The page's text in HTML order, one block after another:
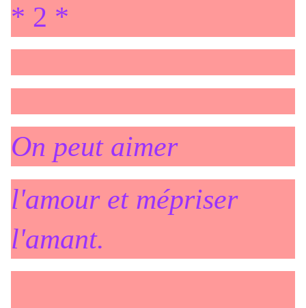
* 2 *
On peut aimer
l'amour et mépriser
l'amant.